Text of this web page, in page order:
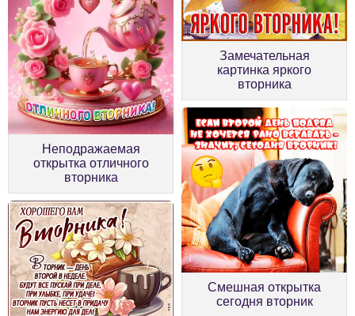
Неподражаемая
открытка отличного
вторника
Замечательная
картинка яркого
вторника
Смешная открытка
сегодня вторник